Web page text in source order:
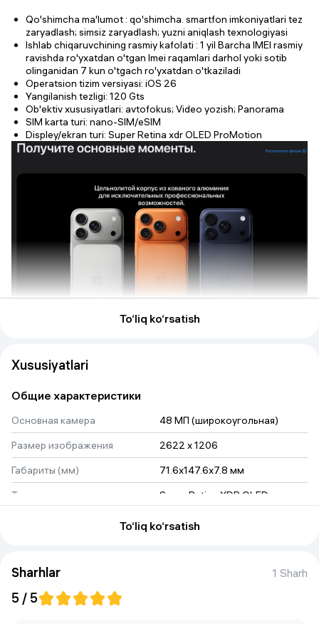
Qo'shimcha ma'lumot : qo'shimcha. smartfon imkoniyatlari tez
zaryadlash; simsiz zaryadlash; yuzni aniqlash texnologiyasi
Ishlab chiqaruvchining rasmiy kafolati : 1 yil Barcha IMEI rasmiy
ravishda ro'yxatdan o'tgan Imei raqamlari darhol yoki sotib
olinganidan 7 kun o'tgach ro'yxatdan o'tkaziladi
Operatsion tizim versiyasi: iOS 26
Yangilanish tezligi: 120 Gts
Ob'ektiv xususiyatlari: avtofokus; Video yozish; Panorama
SIM karta turi: nano-SIM/eSIM
Displey/ekran turi: Super Retina xdr OLED ProMotion
To‘liq ko‘rsatish
Xususiyatlari
Общие характеристики
Основная камера
48 МП (широкоугольная)
Размер изображения
2622 x 1206
Габариты (мм)
71.6x147.6x7.8 мм
Тип экрана
Super Retina XDR OLED
(eSIM + eSIM)
Вес
Датчик глубины
To‘liq ko‘rsatish
Sharhlar 1 Sharh
5 / 5